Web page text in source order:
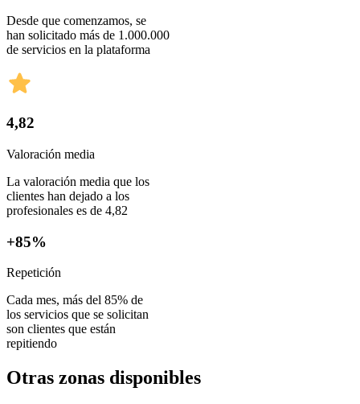
Desde que comenzamos, se
han solicitado más de 1.000.000
de servicios en la plataforma
4,82
Valoración media
La valoración media que los
clientes han dejado a los
profesionales es de 4,82
+85%
Repetición
Cada mes, más del 85% de
los servicios que se solicitan
son clientes que están
repitiendo
Otras zonas disponibles